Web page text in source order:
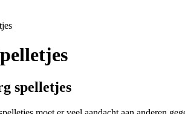
spelletjes